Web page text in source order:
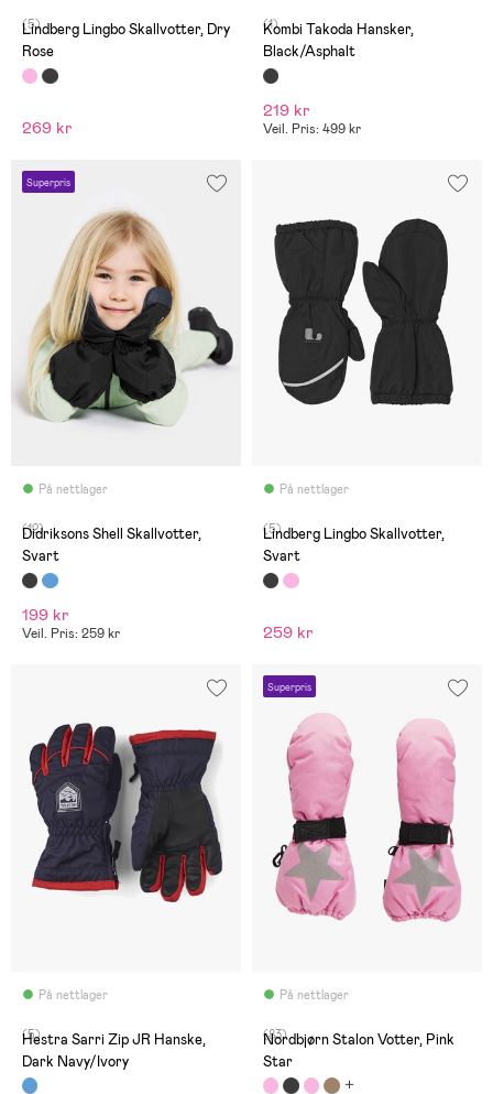
(5)
Lindberg Lingbo Skallvotter, Dry
Rose
269 kr
(1)
Kombi Takoda Hansker,
Black/Asphalt
219 kr
Veil. Pris: 499 kr
Superpris
På nettlager
(12)
Didriksons Shell Skallvotter,
Svart
199 kr
Veil. Pris: 259 kr
På nettlager
(5)
Lindberg Lingbo Skallvotter,
Svart
259 kr
På nettlager
(5)
Hestra Sarri Zip JR Hanske,
Dark Navy/Ivory
Superpris
På nettlager
(83)
Nordbjørn Stalon Votter, Pink
Star